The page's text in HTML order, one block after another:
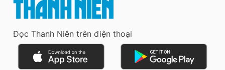
Đọc Thanh Niên trên điện thoại